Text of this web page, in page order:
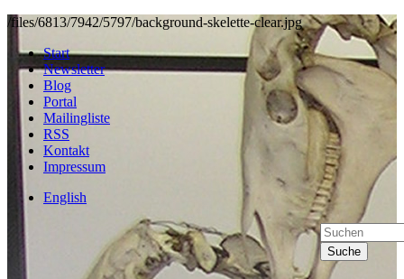
/files/6813/7942/5797/background-skelette-clear.jpg
Start
Newsletter
Blog
Portal
Mailingliste
RSS
Kontakt
Impressum
English
Suche